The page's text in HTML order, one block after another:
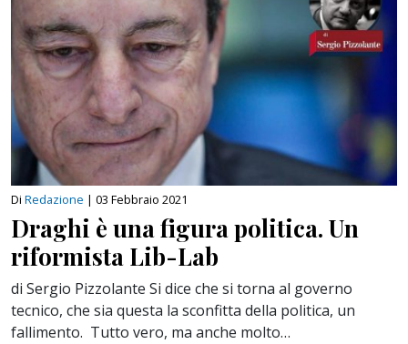
Di Redazione | 03 Febbraio 2021
Draghi è una figura politica. Un
riformista Lib-Lab
di Sergio Pizzolante Si dice che si torna al governo
tecnico, che sia questa la sconfitta della politica, un
fallimento. Tutto vero, ma anche molto…